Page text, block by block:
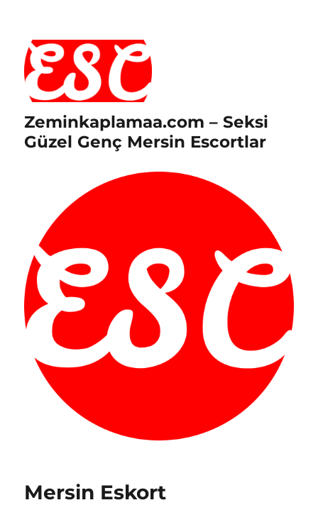
Zeminkaplamaa.com – Seksi
Güzel Genç Mersin Escortlar
Mersin Eskort